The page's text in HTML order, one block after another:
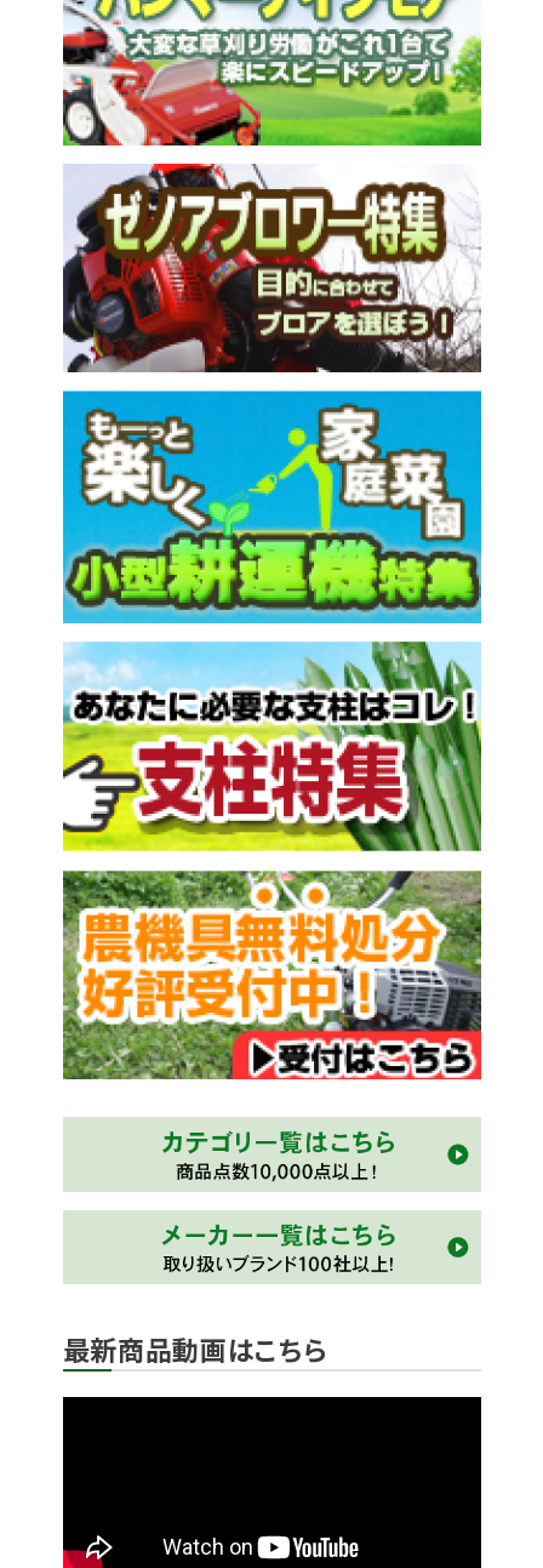
最新商品動画はこちら